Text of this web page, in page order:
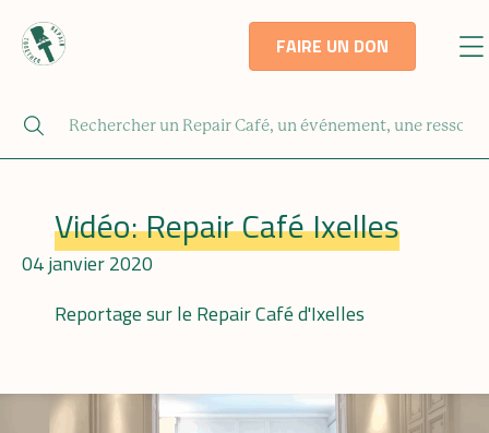
FAIRE UN DON
Vidéo: Repair Café Ixelles
04 janvier 2020
Reportage sur le Repair Café d'Ixelles